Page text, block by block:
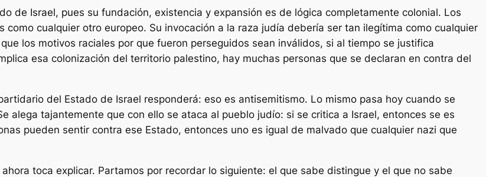
de Israel, pues su fundación, existencia y expansión es de lógica completamente colonial. Los
cualquier otro europeo. Su invocación a la raza judía debería ser tan ilegítima como cualquier
los motivos raciales por que fueron perseguidos sean inválidos, si al tiempo se justifica
esa colonización del territorio palestino, hay muchas personas que se declaran en contra del
del Estado de Israel responderá: eso es antisemitismo. Lo mismo pasa hoy cuando se
alega tajantemente que con ello se ataca al pueblo judío: si se critica a Israel, entonces se es
pueden sentir contra ese Estado, entonces uno es igual de malvado que cualquier nazi que
toca explicar. Partamos por recordar lo siguiente: el que sabe distingue y el que no sabe